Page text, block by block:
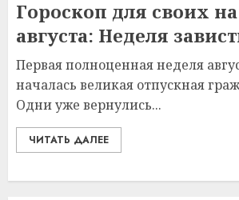
Гороскоп для своих на
августа: Неделя
Первая полноценная неделя
началась великая отпускная
Одни уже вернулись...
ЧИТАТЬ ДАЛЕЕ